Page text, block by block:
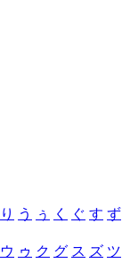
り う ぅ く ぐ す ず
ウ ゥ ク グ ス ズ ツ